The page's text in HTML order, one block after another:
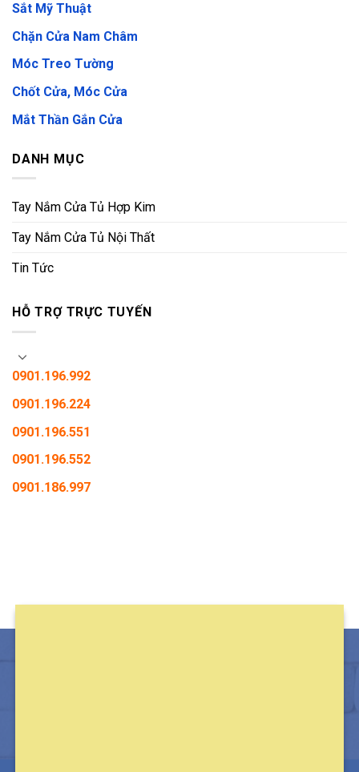
Sắt Mỹ Thuật
Chặn Cửa Nam Châm
Móc Treo Tường
Chốt Cửa, Móc Cửa
Mắt Thần Gắn Cửa
DANH MỤC
Tay Nắm Cửa Tủ Hợp Kim
Tay Nắm Cửa Tủ Nội Thất
Tin Tức
HỖ TRỢ TRỰC TUYẾN
0901.196.992
0901.196.224
0901.196.551
0901.196.552
0901.186.997